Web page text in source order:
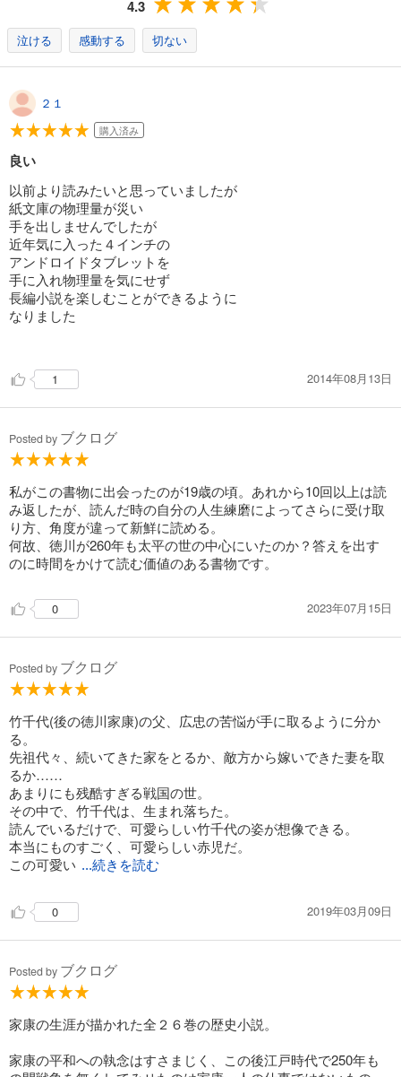
あらすじを表示する
徳川家康（14） 明星瞬くの巻
徳川家康（15） 難波の夢の巻
990円 (税込)
あらすじを表示する
カート
あらすじを表示する
カート
あらすじを表示する
990 円 (税込)
あらすじを表示する
徳川家康（20） 江戸・大坂の巻
935円 (税込)
試し読み
徳川家康（21） 春雷遠雷の巻
あらすじを表示する
4.3
泣ける 感動する 切ない
２１
購入済み
良い
以前より読みたいと思っていましたが
紙文庫の物理量が災い
手を出しませんでしたが
近年気に入った４インチの
アンドロイドタブレットを
手に入れ物理量を気にせず
長編小説を楽しむことができるように
なりました
1 2014年08月13日
Posted by ブクログ
私がこの書物に出会ったのが19歳の頃。あれから10回以上は読
み返したが、読んだ時の自分の人生練磨によってさらに受け取
り方、角度が違って新鮮に読める。
何故、徳川が260年も太平の世の中心にいたのか？答えを出す
のに時間をかけて読む価値のある書物です。
0 2023年07月15日
Posted by ブクログ
竹千代(後の徳川家康)の父、広忠の苦悩が手に取るように分か
る。
先祖代々、続いてきた家をとるか、敵方から嫁いできた妻を取
るか……
あまりにも残酷すぎる戦国の世。
その中で、竹千代は、生まれ落ちた。
読んでいるだけで、可愛らしい竹千代の姿が想像できる。
本当にものすごく、可愛らしい赤児だ。
この可愛い ...続きを読む
0 2019年03月09日
Posted by ブクログ
家康の生涯が描かれた全２６巻の歴史小説。
家康の平和への執念はすさまじく、この後江戸時代で250年も